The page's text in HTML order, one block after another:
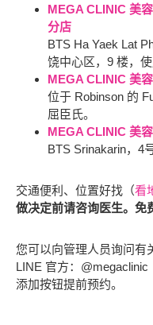
MEGA CLINIC 美
分店
BTS Ha Yaek Lat
饶中心区，9 楼，使
MEGA CLINIC 美
位于 Robinson 的
屈臣氏。
MEGA CLINIC 美
BTS Srinakarin，4
交通便利、位置好找（看
做决定前请咨询医生。免
您可以向管理人员询问有
LINE 官方：
添加按钮提前预约。